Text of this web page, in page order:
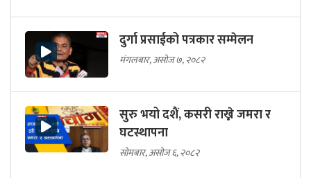
दुर्गा प्रसाईको पत्रकार सम्मेलन
मंगलबार, असोज ७, २०८२
सुरु भयो दशैं, कसरी राख्ने जमरा र
घटस्थापना
सोमबार, असोज ६, २०८२